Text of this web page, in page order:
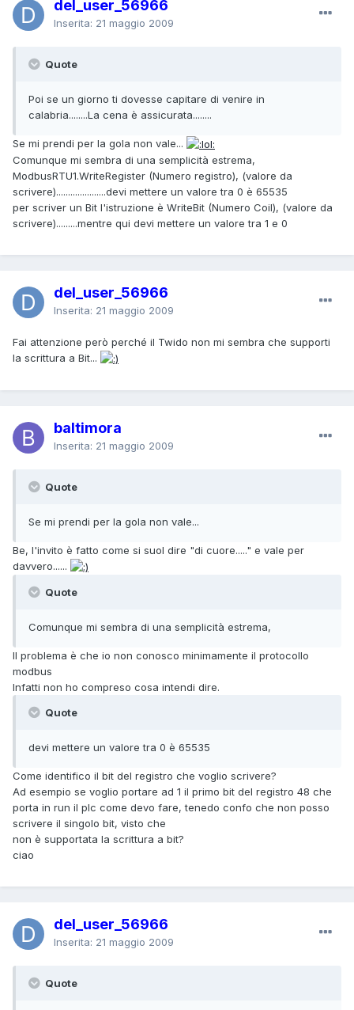
del_user_56966
Inserita: 21 maggio 2009
Quote
Poi se un giorno ti dovesse capitare di venire in
calabria........La cena è assicurata........
Se mi prendi per la gola non vale...
Comunque mi sembra di una semplicità estrema,
ModbusRTU1.WriteRegister (Numero registro), (valore da
scrivere).....................devi mettere un valore tra 0 è 65535
per scriver un Bit l'istruzione è WriteBit (Numero Coil), (valore da
scrivere).........mentre qui devi mettere un valore tra 1 e 0
del_user_56966
Inserita: 21 maggio 2009
Fai attenzione però perché il Twido non mi sembra che supporti
la scrittura a Bit...
baltimora
Inserita: 21 maggio 2009
Quote
Se mi prendi per la gola non vale...
Be, l'invito è fatto come si suol dire "di cuore....." e vale per
davvero......
Quote
Comunque mi sembra di una semplicità estrema,
Il problema è che io non conosco minimamente il protocollo
modbus
Infatti non ho compreso cosa intendi dire.
Quote
devi mettere un valore tra 0 è 65535
Come identifico il bit del registro che voglio scrivere?
Ad esempio se voglio portare ad 1 il primo bit del registro 48 che
porta in run il plc come devo fare, tenedo confo che non posso
scrivere il singolo bit, visto che
non è supportata la scrittura a bit?
ciao
del_user_56966
Inserita: 21 maggio 2009
Quote